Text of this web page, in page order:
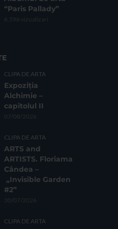
“Paris Pallady”
6.596 vizualizari
CLIPA DE ARTA
Expoziția
Alchimie –
capitolul II
07/08/2026
CLIPA DE ARTA
ARTS and
ARTISTS. Floriama
Cândea –
„Invisible Garden
#2”
30/07/2026
CLIPA DE ARTA